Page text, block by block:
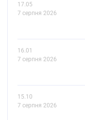
17.05
7 серпня 2026
16.01
7 серпня 2026
15.10
7 серпня 2026